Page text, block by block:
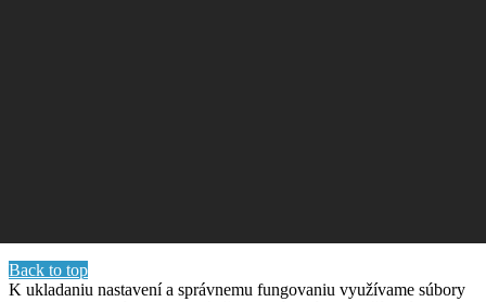
Back to top
K ukladaniu nastavení a správnemu fungovaniu využívame súbory